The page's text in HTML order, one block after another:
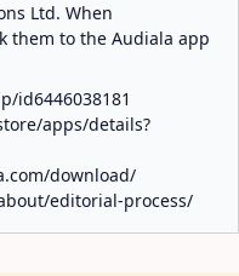
Ltd. When
them to the Audiala app
id6446038181
apps/details?
download/
editorial-process/